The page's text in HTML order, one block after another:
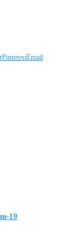
PinterestEmail
19